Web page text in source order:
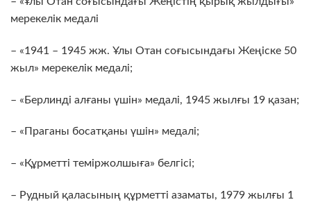
мерекелік медалі
– «1941 – 1945 жж. Ұлы Отан соғысындағы Жеңіске 50
жыл» мерекелік медалі;
– «Берлинді алғаны үшін» медалі, 1945 жылғы 19 қазан;
– «Праганы босатқаны үшін» медалі;
– «Құрметті теміржолшыға» белгісі;
– Рудный қаласының құрметті азаматы, 1979 жылғы 1